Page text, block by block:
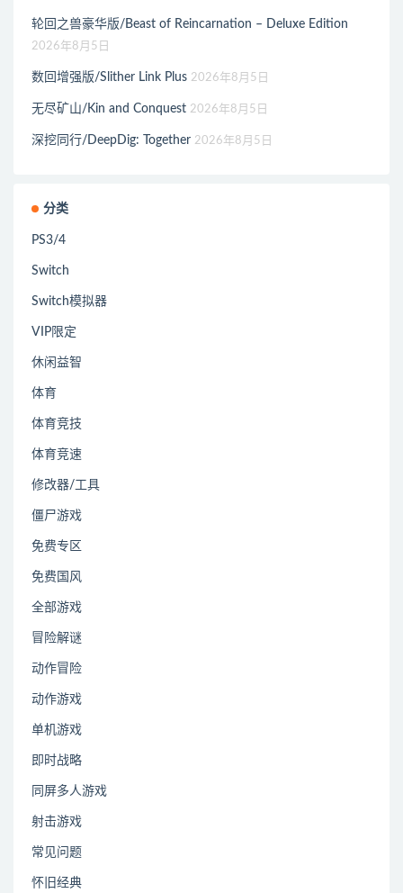
轮回之兽豪华版/Beast of Reincarnation – Deluxe Edition
2026年8月5日
数回增强版/Slither Link Plus 2026年8月5日
无尽矿山/Kin and Conquest 2026年8月5日
深挖同行/DeepDig: Together 2026年8月5日
分类
PS3/4
Switch
Switch模拟器
VIP限定
休闲益智
体育
体育竞技
体育竞速
修改器/工具
僵尸游戏
免费专区
免费国风
全部游戏
冒险解谜
动作冒险
动作游戏
单机游戏
即时战略
同屏多人游戏
射击游戏
常见问题
怀旧经典